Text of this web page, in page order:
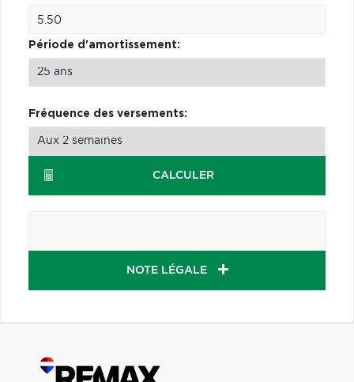
Période d'amortissement:
Fréquence des versements:
CALCULER
NOTE LÉGALE